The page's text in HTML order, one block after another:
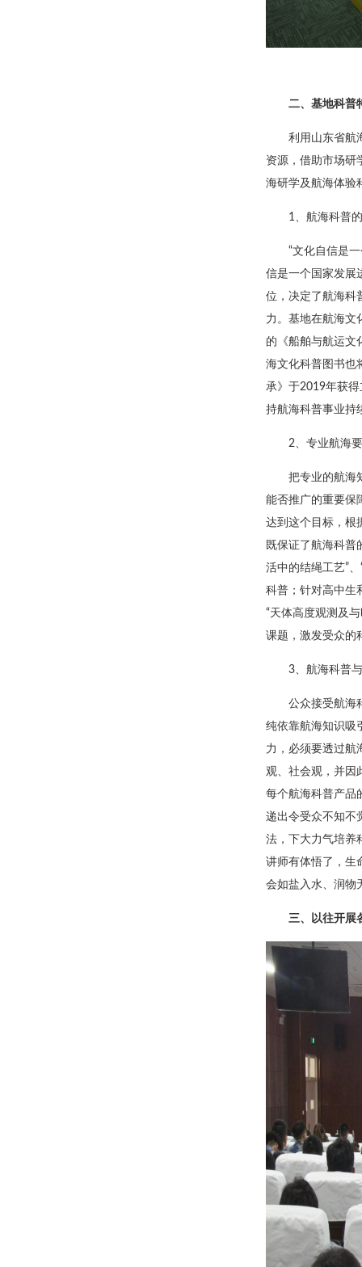
二、基地科普
利用山东省航
资源，借助市场研
海研学及航海体验
1、航海科普
“文化自信是
信是一个国家发展
位，决定了航海科
力。基地在航海文
的《船舶与航运文
海文化科普图书也
承》于2019年获
持航海科普事业持
2、专业航海
把专业的航海
能否推广的重要保
达到这个目标，根
既保证了航海科普
活中的结绳工艺”
科普；针对高中生
“天体高度观测及
课题，激发受众的
3、航海科普
公众接受航海
纯依靠航海知识吸
力，必须要透过航
观、社会观，并因
每个航海科普产品
递出令受众不知不
法，下大力气培养
讲师有体悟了，生
会如盐入水、润物
三、以往开展